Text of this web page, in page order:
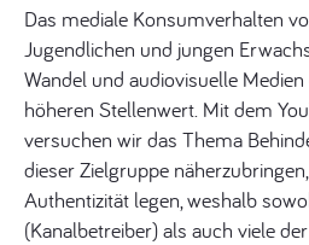
Das mediale Konsumverhalten
Jugendlichen und jungen
Wandel und audiovisuelle
höheren Stellenwert. Mit dem
versuchen wir das Thema
dieser Zielgruppe
Authentizität legen, weshalb
(Kanalbetreiber) als auch viele